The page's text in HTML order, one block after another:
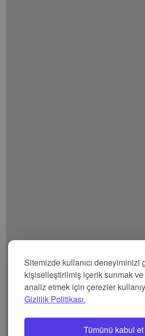
Sitemizde kullanıcı deneyiminizi
kişiselleştirilmiş içerik sunmak
analiz etmek için çerezler
Gizlilik Politikası.
Tümünü kabul et